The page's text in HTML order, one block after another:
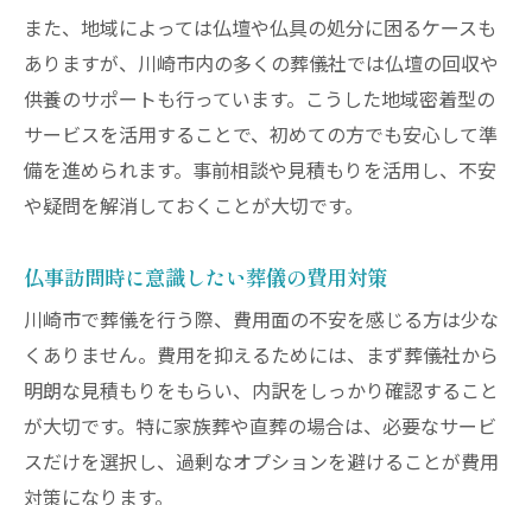
葬儀費用ゼロ葬の活用で負担を抑える方法
葬儀準備で知っておきたい助成金や制度
川崎市で費用負担を減らす葬儀事例を解説
仏壇処分も安心！川崎市で実践する方法
仏壇処分の手順と葬儀での注意点を解説
葬儀時に実践できる仏壇処分の費用節約術
仏事訪問前に確認したい仏壇処分の手配方
法
自治体や業者を活用した仏壇処分のコツ
また、地域によっては仏壇や仏具の処分に困るケースも
ありますが、川崎市内の多くの葬儀社では仏壇の回収や
供養のサポートも行っています。こうした地域密着型の
サービスを活用することで、初めての方でも安心して準
備を進められます。事前相談や見積もりを活用し、不安
や疑問を解消しておくことが大切です。
仏事訪問時に意識したい葬儀の費用対策
川崎市で葬儀を行う際、費用面の不安を感じる方は少な
くありません。費用を抑えるためには、まず葬儀社から
明朗な見積もりをもらい、内訳をしっかり確認すること
が大切です。特に家族葬や直葬の場合は、必要なサービ
スだけを選択し、過剰なオプションを避けることが費用